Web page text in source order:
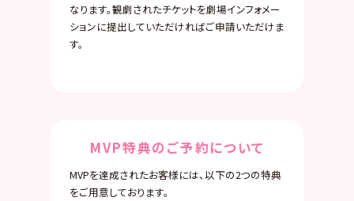
なります。観劇されたチケットを劇場インフォメー
ションに提出していただければご申請いただけま
す。
MVP特典のご予約について
MVPを達成されたお客様には、以下の2つの特典
をご用意しております。